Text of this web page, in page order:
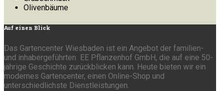
Olivenbäume
Auf einen Blick
Das Gartencenter Wiesbaden ist ein Angebot der familien-
und inhabergeführten EE Pflanzenhof GmbH, die auf eine 50-
jährige Geschichte zurückblicken kann. Heute bieten wir ein
modernes Gartencenter, einen Online-Shop und
unterschiedlichste Dienstleistungen.